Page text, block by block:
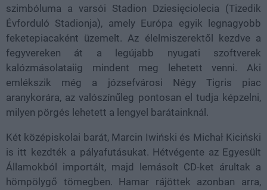
szimbóluma a varsói Stadion Dziesięciolecia (Tizedik
Évforduló Stadionja), amely Európa egyik legnagyobb
feketepiacaként üzemelt. Az élelmiszerektől kezdve a
fegyvereken át a legújabb nyugati szoftverek
kalózmásolataiig mindent meg lehetett venni. Aki
emlékszik még a józsefvárosi Négy Tigris piac
aranykorára, az valószínűleg pontosan el tudja képzelni,
milyen pörgés lehetett a lengyel barátainknál.
Két középiskolai barát, Marcin Iwiński és Michał Kiciński
is itt kezdték a pályafutásukat. Hétvégente az Egyesült
Államokból importált, majd lemásolt CD-ket árultak a
hömpölygő tömegben. Hamar rájöttek azonban arra,